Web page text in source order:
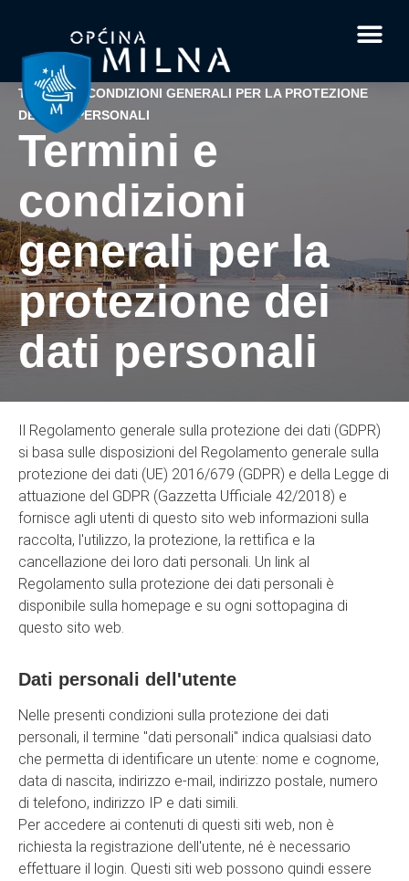
TERMINI E CONDIZIONI GENERALI PER LA PROTEZIONE
DEI DATI PERSONALI
Termini e
condizioni
generali per la
protezione dei
dati personali
Il Regolamento generale sulla protezione dei dati (GDPR)
si basa sulle disposizioni del Regolamento generale sulla
protezione dei dati (UE) 2016/679 (GDPR) e della Legge di
attuazione del GDPR (Gazzetta Ufficiale 42/2018) e
fornisce agli utenti di questo sito web informazioni sulla
raccolta, l'utilizzo, la protezione, la rettifica e la
cancellazione dei loro dati personali. Un link al
Regolamento sulla protezione dei dati personali è
disponibile sulla homepage e su ogni sottopagina di
questo sito web.
Dati personali dell'utente
Nelle presenti condizioni sulla protezione dei dati
personali, il termine "dati personali" indica qualsiasi dato
che permetta di identificare un utente: nome e cognome,
data di nascita, indirizzo e-mail, indirizzo postale, numero
di telefono, indirizzo IP e dati simili.
Per accedere ai contenuti di questi siti web, non è
richiesta la registrazione dell'utente, né è necessario
effettuare il login. Questi siti web possono quindi essere